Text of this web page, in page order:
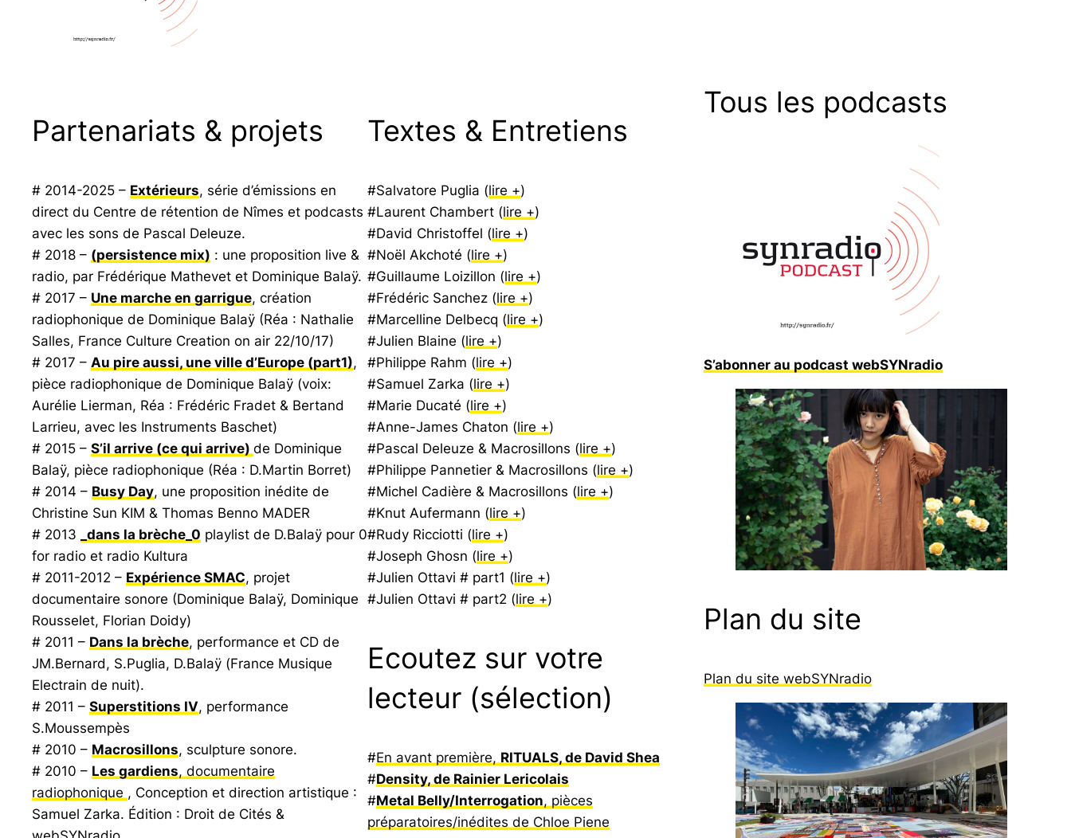
Partenariats & projets
# 2014-2025 – Extérieurs, série d’émissions en
direct du Centre de rétention de Nîmes et podcasts
avec les sons de Pascal Deleuze.
# 2018 – (persistence mix) : une proposition live &
radio, par Frédérique Mathevet et Dominique Balaÿ.
# 2017 – Une marche en garrigue, création
radiophonique de Dominique Balaÿ (Réa : Nathalie
Salles, France Culture Creation on air 22/10/17)
# 2017 – Au pire aussi, une ville d’Europe (part1),
pièce radiophonique de Dominique Balaÿ (voix:
Aurélie Lierman, Réa : Frédéric Fradet & Bertand
Larrieu, avec les Instruments Baschet)
# 2015 – S’il arrive (ce qui arrive) de Dominique
Balaÿ, pièce radiophonique (Réa : D.Martin Borret)
# 2014 – Busy Day, une proposition inédite de
Christine Sun KIM & Thomas Benno MADER
# 2013
_dans la brèche_0 playlist de D.Balaÿ pour 0
for radio et radio Kultura
# 2011-2012 – Expérience SMAC, projet
documentaire sonore (Dominique Balaÿ, Dominique
Rousselet, Florian Doidy)
# 2011 – Dans la brèche, performance et CD de
JM.Bernard, S.Puglia, D.Balaÿ (France Musique
Electrain de nuit).
# 2011 – Superstitions IV, performance
S.Moussempès
# 2010 – Macrosillons, sculpture sonore.
# 2010 – Les gardiens, documentaire
radiophonique , Conception et direction artistique :
Samuel Zarka. Édition : Droit de Cités &
Textes & Entretiens
#Salvatore Puglia (lire +)
#Laurent Chambert (lire +)
#David Christoffel (lire +)
#Noël Akchoté (lire +)
#Guillaume Loizillon (lire +)
#Frédéric Sanchez (lire +)
#Marcelline Delbecq (lire +)
#Julien Blaine (lire +)
#Philippe Rahm (lire +)
#Samuel Zarka (lire +)
#Marie Ducaté (lire +)
#Anne-James Chaton (lire +)
#Pascal Deleuze & Macrosillons (lire +)
#Philippe Pannetier & Macrosillons (lire +)
#Michel Cadière & Macrosillons (lire +)
#Knut Aufermann (lire +)
#Rudy Ricciotti (lire +)
#Joseph Ghosn (lire +)
#Julien Ottavi # part1 (lire +)
#Julien Ottavi # part2 (lire +)
Ecoutez sur votre
lecteur (sélection)
#En avant première, RITUALS, de David Shea
#Density, de Rainier Lericolais
#Metal Belly/Interrogation, pièces
préparatoires/inédites de Chloe Piene
Tous les podcasts
S’abonner au podcast webSYNradio
Plan du site
Plan du site webSYNradio